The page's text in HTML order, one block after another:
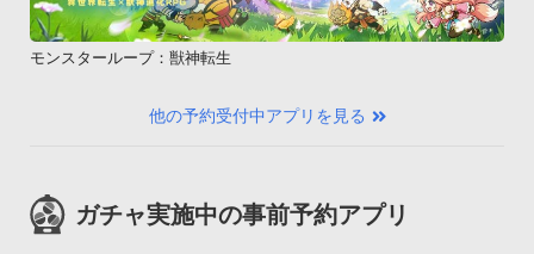
モンスターループ：獣神転生
他の予約受付中アプリを見る
ガチャ実施中の事前予約アプリ